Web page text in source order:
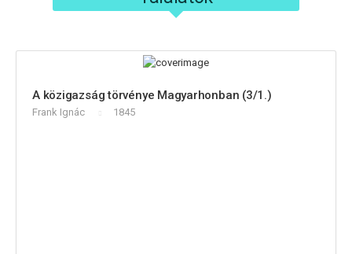
A közigazság törvénye Magyarhonban (3/1.)
Frank Ignác 1845